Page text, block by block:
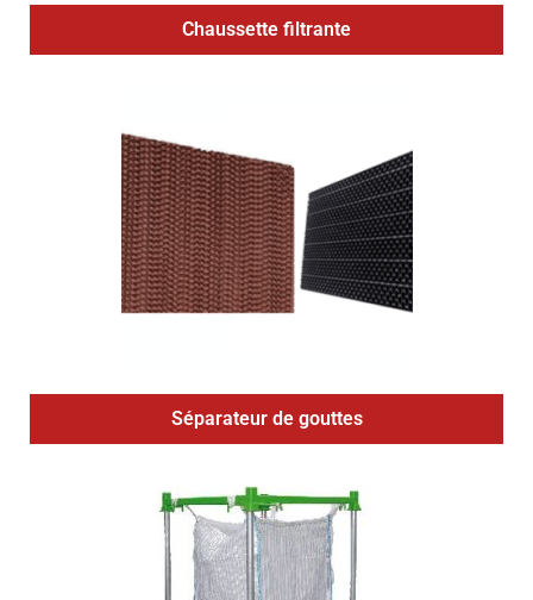
Chaussette filtrante
Séparateur de gouttes